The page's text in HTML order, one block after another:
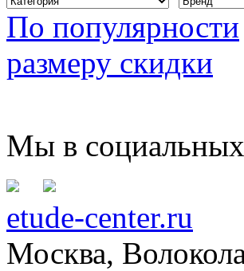
По популярности
размеру скидки
Мы в социальных
etude-center.ru
Москва,